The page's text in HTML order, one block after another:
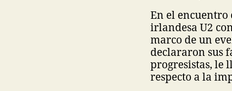
En el encuentro
irlandesa U2
marco de un
declararon sus
progresistas, le
respecto a la